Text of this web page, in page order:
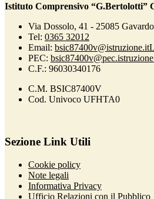
Istituto Comprensivo “G.Bertolotti”
Via Dossolo, 41 - 25085
Tel: 0365 32012
Email: bsic87400v@istruzione.it
PEC:
C.F.: 96030340176
C.M. BSIC87400V
Cod. Univoco UFHTA0
Sezione Link Utili
Cookie policy
Note legali
Informativa Privacy
Ufficio Relazioni con il Pubblico